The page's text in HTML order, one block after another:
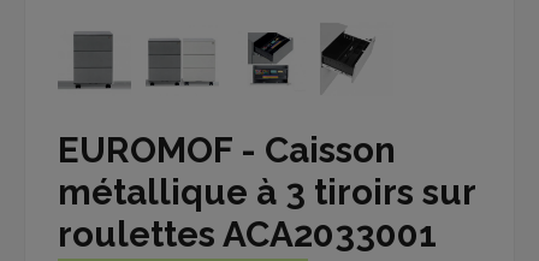
EUROMOF - Caisson
métallique à 3 tiroirs sur
roulettes ACA2033001